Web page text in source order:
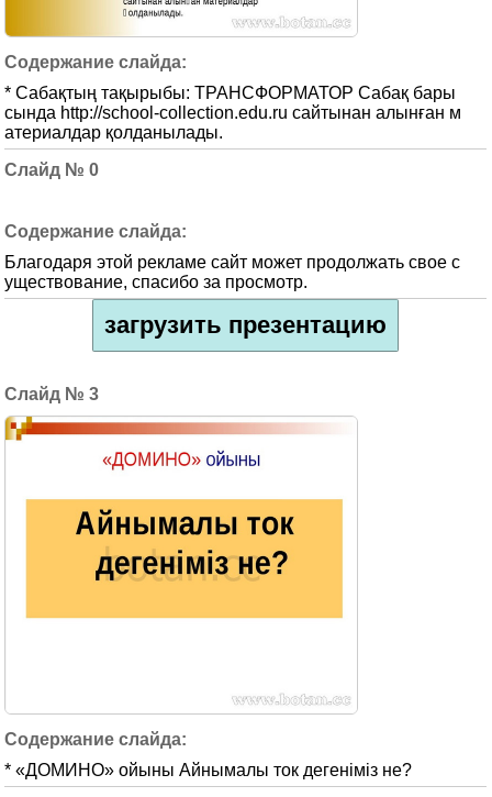
* Сабақтың тақырыбы: ТРАНСФОРМАТОР Сабақ бары
сында http://school-collection.edu.ru сайтынан алынған м
атериалдар қолданылады.
0
Благодаря этой рекламе сайт может продолжать свое с
уществование, спасибо за просмотр.
загрузить презентацию
3
* «ДОМИНО» ойыны Айнымалы ток дегеніміз не?